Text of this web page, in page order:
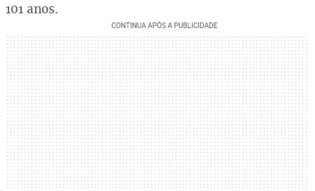
101 anos.